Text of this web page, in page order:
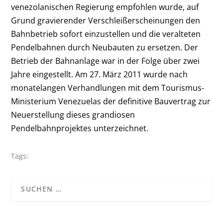
venezolanischen Regierung empfohlen wurde, auf
Grund gravierender Verschleißerscheinungen den
Bahnbetrieb sofort einzustellen und die veralteten
Pendelbahnen durch Neubauten zu ersetzen. Der
Betrieb der Bahnanlage war in der Folge über zwei
Jahre eingestellt. Am 27. März 2011 wurde nach
monatelangen Verhandlungen mit dem Tourismus-
Ministerium Venezuelas der definitive Bauvertrag zur
Neuerstellung dieses grandiosen
Pendelbahnprojektes unterzeichnet.
Tags: